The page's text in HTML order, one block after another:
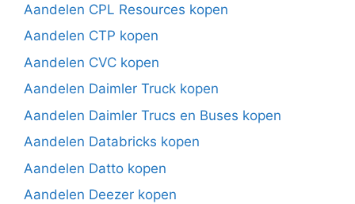
Aandelen CPL Resources kopen
Aandelen CTP kopen
Aandelen CVC kopen
Aandelen Daimler Truck kopen
Aandelen Daimler Trucs en Buses kopen
Aandelen Databricks kopen
Aandelen Datto kopen
Aandelen Deezer kopen